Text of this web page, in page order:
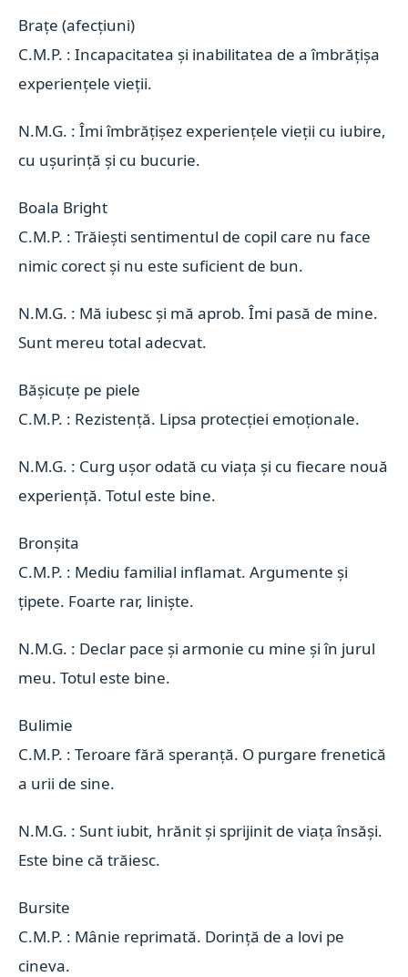
Brațe (afecțiuni)
C.M.P. : Incapacitatea și inabilitatea de a îmbrățișa
experiențele vieții.
N.M.G. : Îmi îmbrățișez experiențele vieții cu iubire,
cu ușurință și cu bucurie.
Boala Bright
C.M.P. : Trăiești sentimentul de copil care nu face
nimic corect și nu este suficient de bun.
N.M.G. : Mă iubesc și mă aprob. Îmi pasă de mine.
Sunt mereu total adecvat.
Bășicuțe pe piele
C.M.P. : Rezistență. Lipsa protecției emoționale.
N.M.G. : Curg ușor odată cu viața și cu fiecare nouă
experiență. Totul este bine.
Bronșita
C.M.P. : Mediu familial inflamat. Argumente și
țipete. Foarte rar, liniște.
N.M.G. : Declar pace și armonie cu mine și în jurul
meu. Totul este bine.
Bulimie
C.M.P. : Teroare fără speranță. O purgare frenetică
a urii de sine.
N.M.G. : Sunt iubit, hrănit și sprijinit de viața însăși.
Este bine că trăiesc.
Bursite
C.M.P. : Mânie reprimată. Dorință de a lovi pe
cineva.